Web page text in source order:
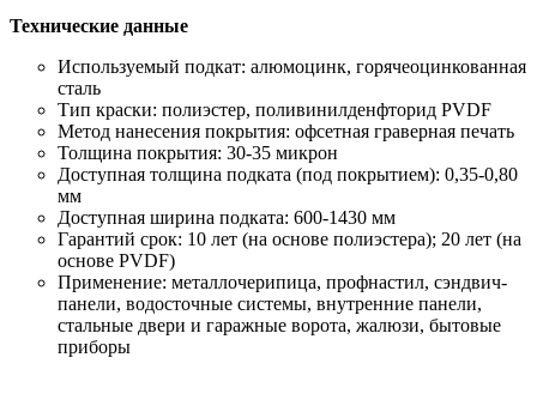
Технические данные
Используемый подкат: алюмоцинк, горячеоцинкованная
сталь
Тип краски: полиэстер, поливинилденфторид PVDF
Метод нанесения покрытия: офсетная граверная печать
Толщина покрытия: 30-35 микрон
Доступная толщина подката (под покрытием): 0,35-0,80
мм
Доступная ширина подката: 600-1430 мм
Гарантий срок: 10 лет (на основе полиэстера); 20 лет (на
основе PVDF)
Применение: металлочерипица, профнастил, сэндвич-
панели, водосточные системы, внутренние панели,
стальные двери и гаражные ворота, жалюзи, бытовые
приборы